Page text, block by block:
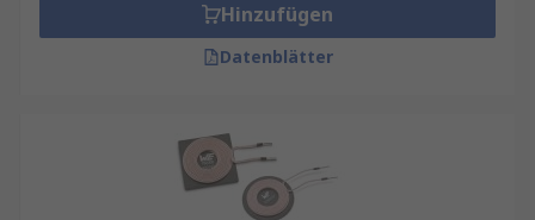
Hinzufügen
Datenblätter